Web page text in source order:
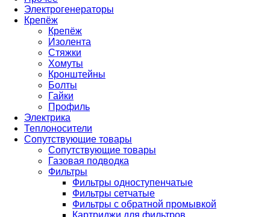
Электрогенераторы
Крепёж
Крепёж
Изолента
Стяжки
Хомуты
Кронштейны
Болты
Гайки
Профиль
Электрика
Теплоносители
Сопутствующие товары
Сопутствующие товары
Газовая подводка
Фильтры
Фильтры одноступенчатые
Фильтры сетчатые
Фильтры с обратной промывкой